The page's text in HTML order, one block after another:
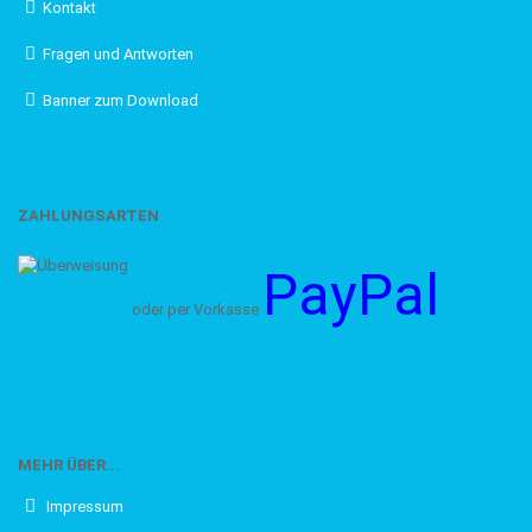
Kontakt
Fragen und Antworten
Banner zum Download
ZAHLUNGSARTEN
oder per Vorkasse PayPal
MEHR ÜBER...
Impressum